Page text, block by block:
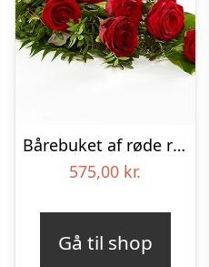
Bårebuket af røde roser – Blomster til begravelse
575,00 kr.
Gå til shop